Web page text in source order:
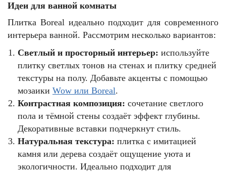
Идеи для ванной комнаты
Плитка Boreal идеально подходит для современного
интерьера ванной. Рассмотрим несколько вариантов:
Светлый и просторный интерьер: используйте
плитку светлых тонов на стенах и плитку средней
текстуры на полу. Добавьте акценты с помощью
мозаики Wow или Boreal.
Контрастная композиция: сочетание светлого
пола и тёмной стены создаёт эффект глубины.
Декоративные вставки подчеркнут стиль.
Натуральная текстура: плитка с имитацией
камня или дерева создаёт ощущение уюта и
экологичности. Идеально подходит для